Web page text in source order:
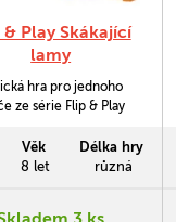
& Play Skákající
lamy
hra pro jednoho
ze série Flip & Play
v níž je vaším úkolem
přes lamy, dokud
Věk
8 let
Délka hry
různá